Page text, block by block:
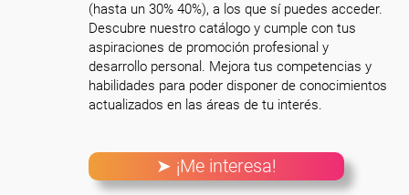
(hasta un 30% 40%), a los que sí puedes acceder.
Descubre nuestro catálogo y cumple con tus
aspiraciones de promoción profesional y
desarrollo personal. Mejora tus competencias y
habilidades para poder disponer de conocimientos
actualizados en las áreas de tu interés.
➤ ¡Me interesa!